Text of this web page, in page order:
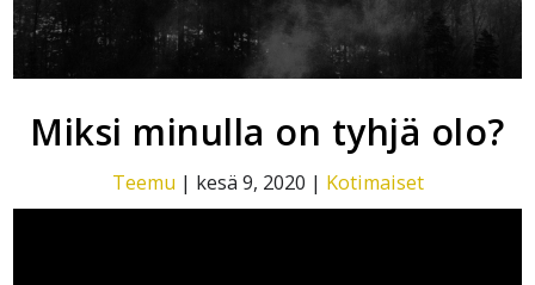
Miksi minulla on tyhjä olo?
Teemu | kesä 9, 2020 | Kotimaiset